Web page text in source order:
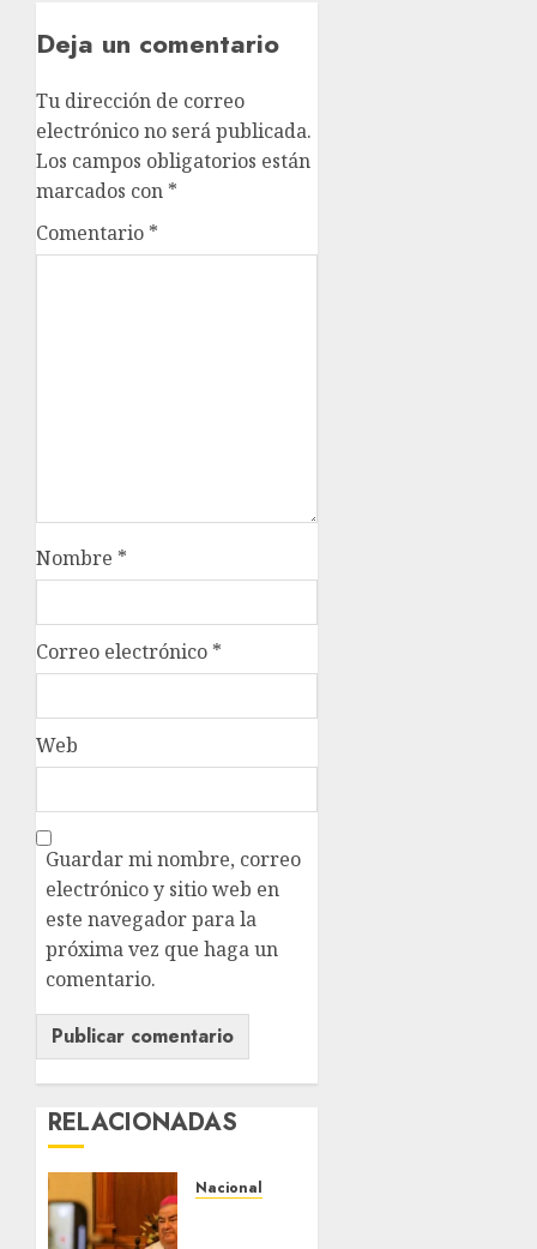
Deja un comentario
Tu dirección de correo
electrónico no será publicada.
Los campos obligatorios están
marcados con *
Comentario *
Nombre *
Correo electrónico *
Web
Guardar mi nombre, correo
electrónico y sitio web en
este navegador para la
próxima vez que haga un
comentario.
RELACIONADAS
Nacional